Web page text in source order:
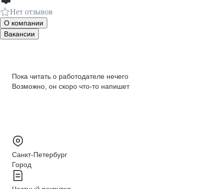
Нет отзывов
О компании
Вакансии
Пока читать о работодателе нечего
Возможно, он скоро что‑то напишет
Санкт-Петербург
Город